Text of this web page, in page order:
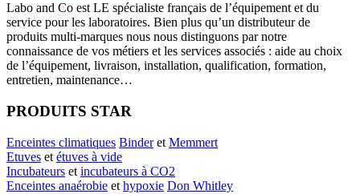
Labo and Co est LE spécialiste français de l’équipement et du
service pour les laboratoires. Bien plus qu’un distributeur de
produits multi-marques nous nous distinguons par notre
connaissance de vos métiers et les services associés : aide au choix
de l’équipement, livraison, installation, qualification, formation,
entretien, maintenance…
PRODUITS STAR
Enceintes climatiques Binderet Memmert
Etuves et étuves à vide
Incubateurs et incubateurs à CO2
Enceintes anaérobie et hypoxie Don Whitley